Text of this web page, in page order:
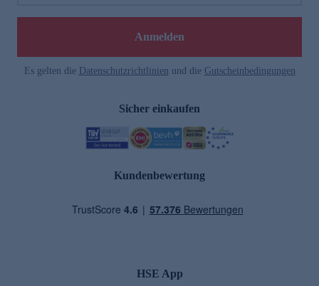
Anmelden
Es gelten die Datenschutzrichtlinien und die Gutscheinbedingungen
Sicher einkaufen
Kundenbewertung
HSE App